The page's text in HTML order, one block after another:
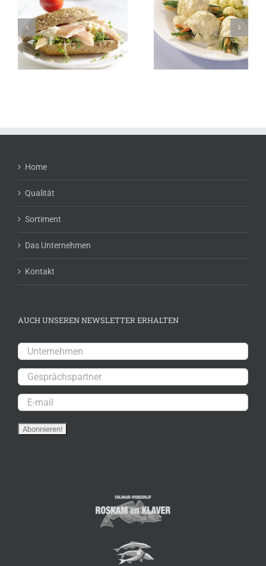
Scholrolletjes met
Mosterdsaus
Zalm op
wijze
Home
Qualität
Sortiment
Das Unternehmen
Kontakt
AUCH UNSEREN NEWSLETTER ERHALTEN